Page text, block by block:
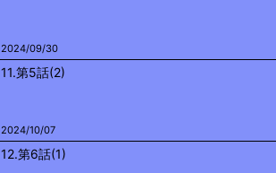
2024/09/30
11.第5話(2)
2024/10/07
12.第6話(1)